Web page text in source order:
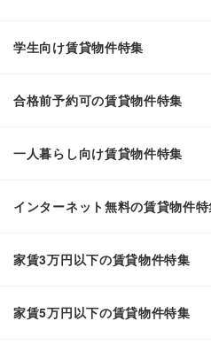
学生向け賃貸物件特集
合格前予約可の賃貸物件特集
一人暮らし向け賃貸物件特集
インターネット無料の賃貸物件特
家賃3万円以下の賃貸物件特集
家賃5万円以下の賃貸物件特集